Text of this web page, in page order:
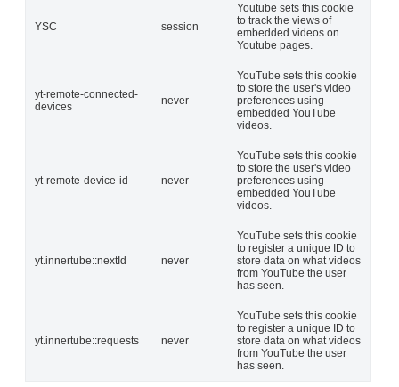
YSC session
Youtube sets this cookie
to track the views of
embedded videos on
Youtube pages.
yt-remote-connected-
devices
never
YouTube sets this cookie
to store the user's video
preferences using
embedded YouTube
videos.
yt-remote-device-id never
YouTube sets this cookie
to store the user's video
preferences using
embedded YouTube
videos.
yt.innertube::nextId never
YouTube sets this cookie
to register a unique ID to
store data on what videos
from YouTube the user
has seen.
yt.innertube::requests never
YouTube sets this cookie
to register a unique ID to
store data on what videos
from YouTube the user
has seen.